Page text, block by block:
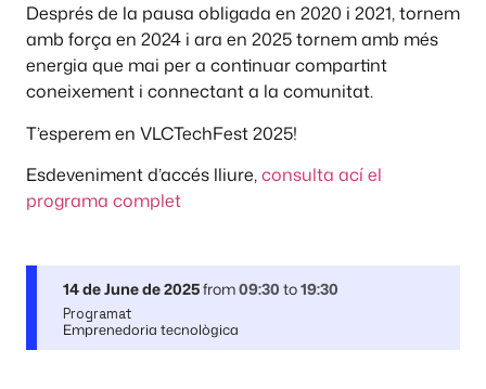
Després de la pausa obligada en 2020 i 2021, tornem
amb força en 2024 i ara en 2025 tornem amb més
energia que mai per a continuar compartint
coneixement i connectant a la comunitat.
T’esperem en VLCTechFest 2025!
Esdeveniment d’accés lliure,consulta ací el
programa complet
14 de June de 2025from09:30 to19:30
Programat
Emprenedoria tecnològica